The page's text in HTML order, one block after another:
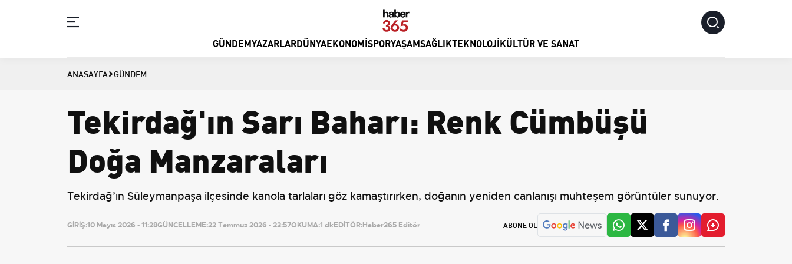
GÜNDEMYAZARLARDÜNYAEKONOMISPORYAŞAMSAĞLIKTEKNOLOJIKÜLTÜR VE SANAT
ANASAYFA GÜNDEM
Tekirdağ'ın Sarı Baharı: Renk Cümbüşü
Doğa Manzaraları
Tekirdağ’ın Süleymanpaşa ilçesinde kanola tarlaları göz kamaştırırken, doğanın yeniden canlanışı muhteşem görüntüler sunuyor.
GİRİŞ:10 Mayıs 2026 - 11:28GÜNCELLEME:22 Temmuz 2026 - 23:57OKUMA:1 dkEDİTÖR:Haber365 Editör ABONE OL